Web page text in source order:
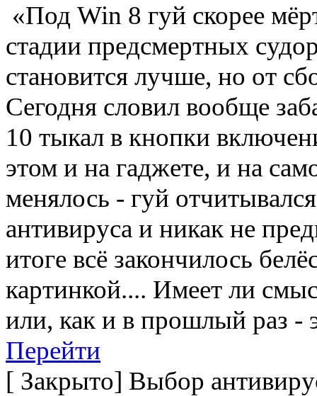
«Под Win 8 гуй скорее
стадии предсмертных
становится лучше, но от
Сегодня словил вообще
10 тыкал в кнопки
этом и на гаджете, и на
менялось - гуй
антивируса и никак не
итоге всё закончилось
картинкой.... Имеет ли
или, как и в прошлый раз -
Перейти
[ Закрыто] Выбор